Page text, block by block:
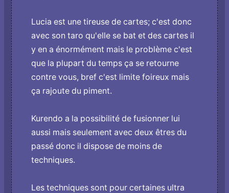
Lucia est une tireuse de cartes; c'est donc
avec son taro qu'elle se bat et des cartes il
y en a énormément mais le problème c'est
que la plupart du temps ça se retourne
contre vous, bref c'est limite foireux mais
ça rajoute du piment.
Kurendo a la possibilité de fusionner lui
aussi mais seulement avec deux êtres du
passé donc il dispose de moins de
techniques.
Les techniques sont pour certaines ultra